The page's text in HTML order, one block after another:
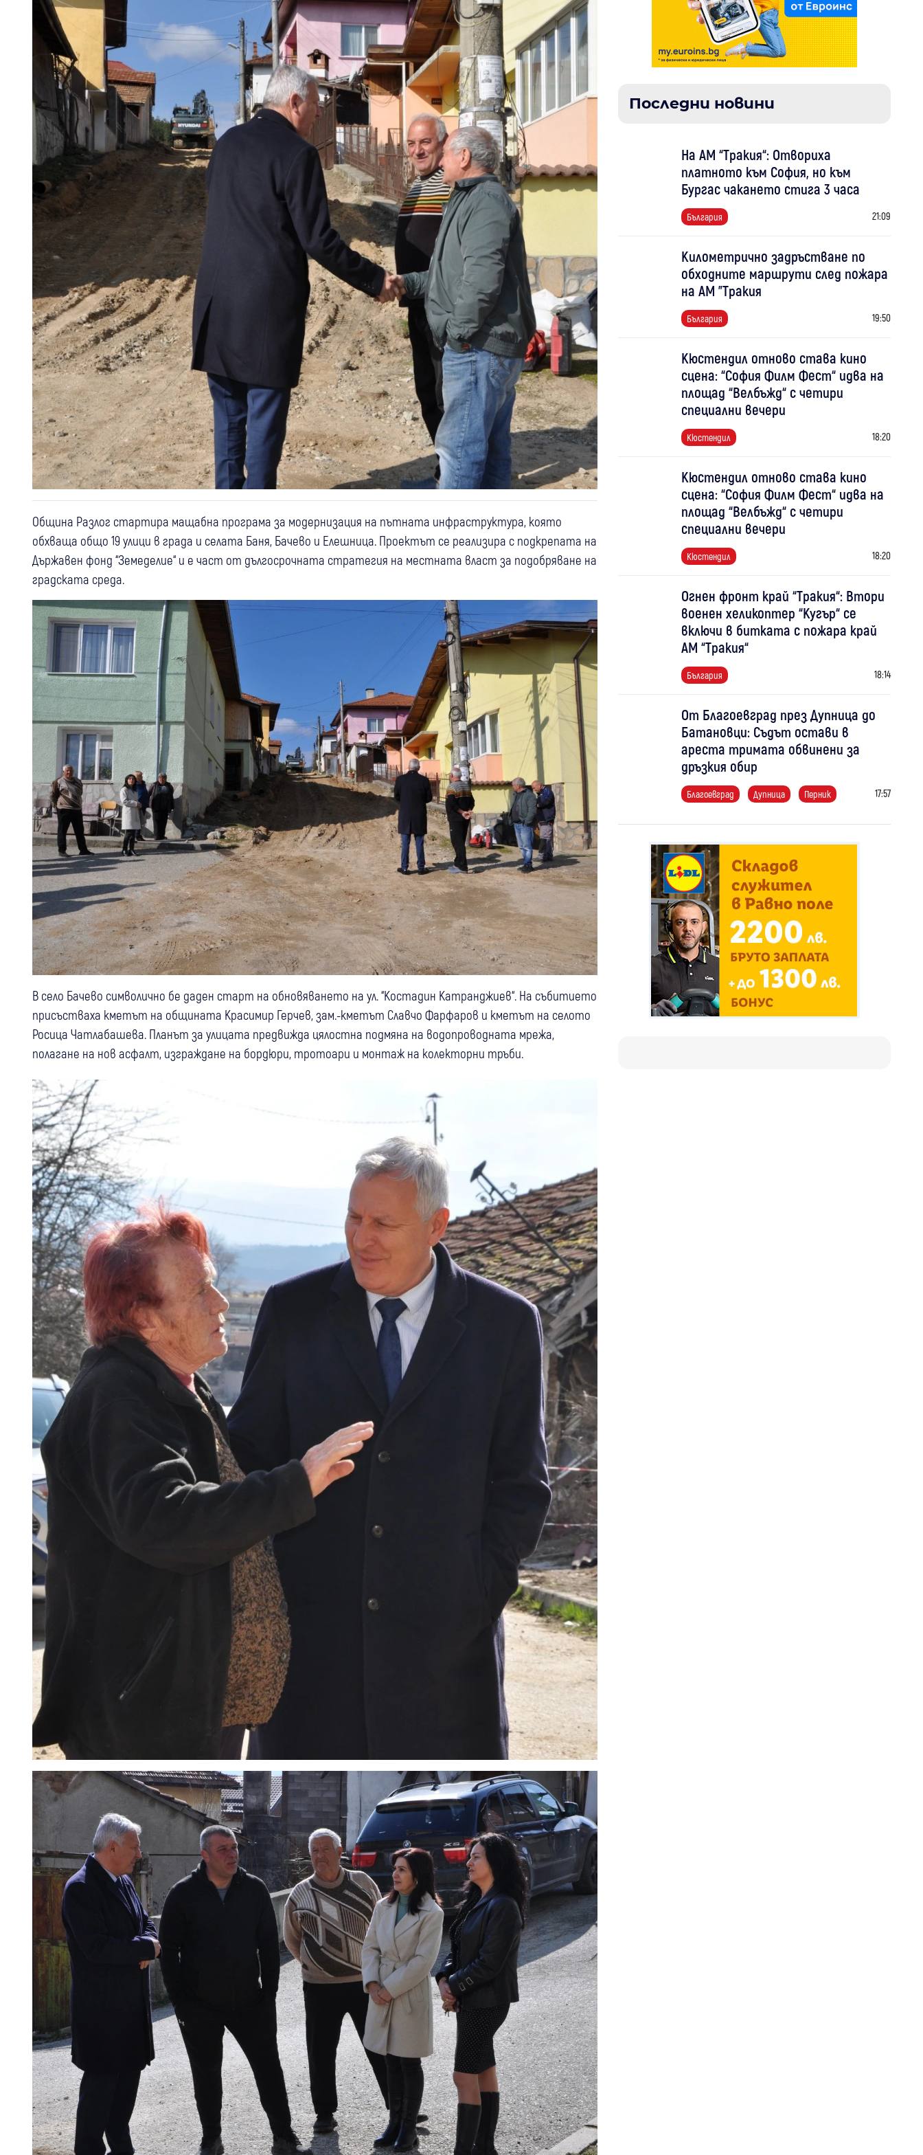
Община Разлог стартира мащабна програма за модернизация на пътната инфраструктура, която
обхваща общо 19 улици в града и селата Баня, Бачево и Елешница. Проектът се реализира с подкрепата на
Държавен фонд “Земеделие“ и е част от дългосрочната стратегия на местната власт за подобряване на
градската среда.
В село Бачево символично бе даден старт на обновяването на ул. “Костадин Катранджиев“. На събитието
присъстваха кметът на общината Красимир Герчев, зам.-кметът Славчо Фарфаров и кметът на селото
Росица Чатлабашева. Планът за улицата предвижда цялостна подмяна на водопроводната мрежа,
полагане на нов асфалт, изграждане на бордюри, тротоари и монтаж на колекторни тръби.
Последни новини
На АМ “Тракия“: Отвориха
платното към София, но към
Бургас чакането стига 3 часа
България 21:09
Километрично задръстване по
обходните маршрути след пожара
на АМ "Тракия
България 19:50
Кюстендил отново става кино
сцена: “София Филм Фест“ идва на
площад “Велбъжд“ с четири
специални вечери
Кюстендил 18:20
Кюстендил отново става кино
сцена: “София Филм Фест“ идва на
площад “Велбъжд“ с четири
специални вечери
Кюстендил 18:20
Огнен фронт край “Тракия“: Втори
военен хеликоптер “Кугър“ се
включи в битката с пожара край
АМ “Тракия“
България 18:14
От Благоевград през Дупница до
Батановци: Съдът остави в
ареста тримата обвинени за
дръзкия обир
Благоевград Дупница Перник 17:57